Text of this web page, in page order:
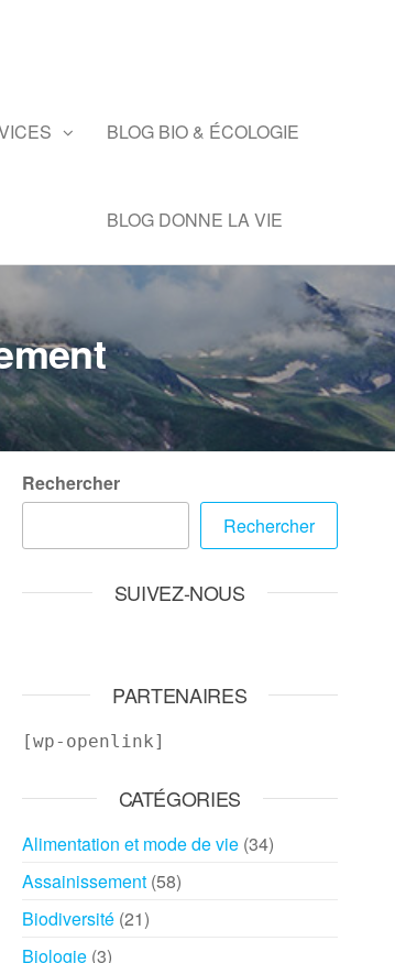
BLOG BIO & ÉCOLOGIE
BLOG DONNE LA VIE
Rechercher
Rechercher
SUIVEZ-NOUS
PARTENAIRES
[wp-openlink]
CATÉGORIES
Alimentation et mode de vie(34)
Assainissement(58)
Biodiversité(21)
Biologie(3)